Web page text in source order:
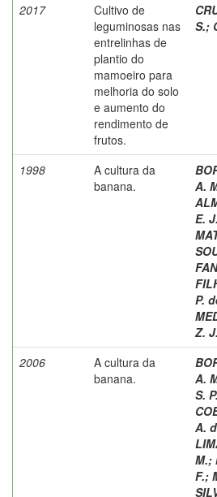
2017
Cultivo de
leguminosas nas
entrelinhas de
plantio do
mamoeiro para
melhoria do solo
e aumento do
rendimento de
frutos.
S.;
1998
A cultura da
banana.
A.
E. J.
P.
Z.
2006
A cultura da
banana.
A.
S. P.
A.
M.;
F.;